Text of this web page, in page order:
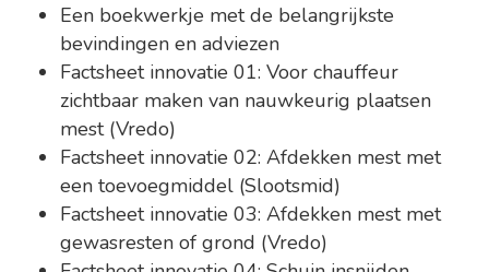
Een boekwerkje met de belangrijkste
bevindingen en adviezen
Factsheet innovatie 01: Voor chauffeur
zichtbaar maken van nauwkeurig plaatsen
mest (Vredo)
Factsheet innovatie 02: Afdekken mest met
een toevoegmiddel (Slootsmid)
Factsheet innovatie 03: Afdekken mest met
gewasresten of grond (Vredo)